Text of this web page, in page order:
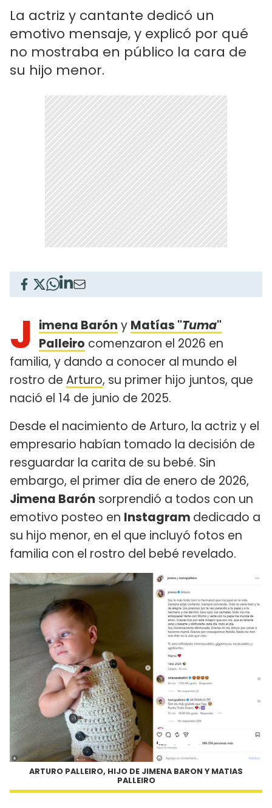
La actriz y cantante dedicó un
emotivo mensaje, y explicó por qué
no mostraba en público la cara de
su hijo menor.
J imena Barón y Matías "Tuma"
Palleiro comenzaron el 2026 en
familia, y dando a conocer al mundo el
rostro de Arturo, su primer hijo juntos, que
nació el 14 de junio de 2025.
Desde el nacimiento de Arturo, la actriz y el
empresario habían tomado la decisión de
resguardar la carita de su bebé. Sin
embargo, el primer día de enero de 2026,
Jimena Barón sorprendió a todos con un
emotivo posteo en Instagram dedicado a
su hijo menor, en el que incluyó fotos en
familia con el rostro del bebé revelado.
ARTURO PALLEIRO, HIJO DE JIMENA BARON Y MATIAS
PALLEIRO